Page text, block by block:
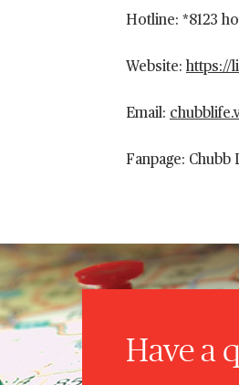
Hotline: *8123
Website: https://
Email:
Fanpage: Chubb
Have a